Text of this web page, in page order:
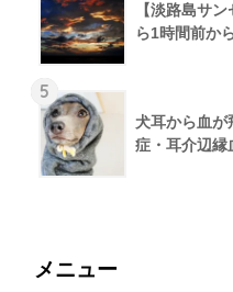
【淡路島サ
ら1時間前か
5
犬耳から血が
症・耳介辺縁
メニュー